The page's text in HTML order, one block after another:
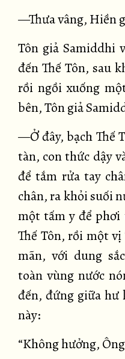
—Thưa vâng, Hiền
Tôn giả Samiddhi
đến Thế Tôn, sau
rồi ngồi xuống
bên, Tôn giả
—Ở đây, bạch Thế
tàn, con thức dậy
để tắm rửa tay
chân, ra khỏi suối
một tấm y để phơi
Thế Tôn, rồi một
mãn, với dung
toàn vùng nước
đến, đứng giữa hư
này:
“Không hưởng,